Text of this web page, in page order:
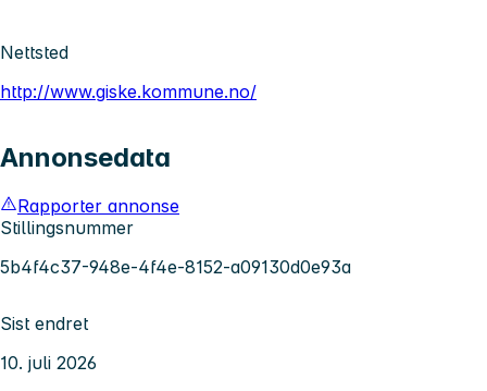
Nettsted
http://www.giske.kommune.no/
Annonsedata
Rapporter annonse
Stillingsnummer
5b4f4c37-948e-4f4e-8152-a09130d0e93a
Sist endret
10. juli 2026